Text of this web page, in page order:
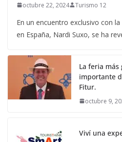
octubre 22, 2024 Turismo 12
En un encuentro exclusivo con
en España, Nardi Suxo, se ha
La feria más
importante
Fitur.
octubre 9,
Viví una